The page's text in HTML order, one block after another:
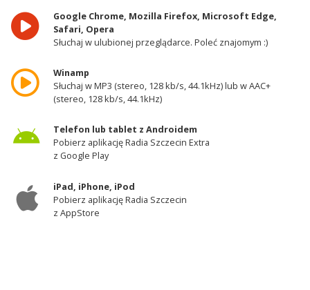
Google Chrome, Mozilla Firefox, Microsoft Edge,
Safari, Opera
Słuchaj w ulubionej przeglądarce. Poleć znajomym :)
Winamp
Słuchaj w MP3 (stereo, 128 kb/s, 44.1kHz) lub w AAC+
(stereo, 128 kb/s, 44.1kHz)
Telefon lub tablet z Androidem
Pobierz aplikację Radia Szczecin Extra
z Google Play
iPad, iPhone, iPod
Pobierz aplikację Radia Szczecin
z AppStore